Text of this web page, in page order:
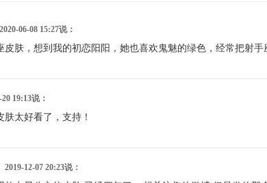
2020-06-08 15:27说：
皮肤，想到我的初恋阳阳，她也喜欢鬼魅的绿色，经常把射手
19:13说：
肤太好看了，支持！
2019-12-07 20:23说：